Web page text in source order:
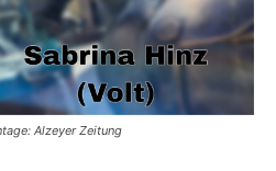
Alzeyer Zeitung